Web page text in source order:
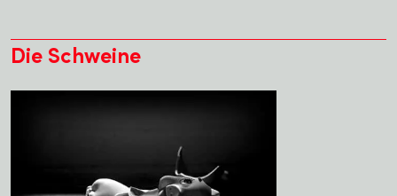
Die Schweine